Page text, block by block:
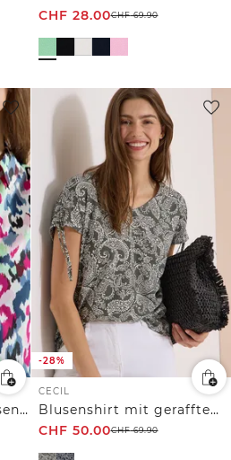
CHF 28.00CHF69.90
Dropped Shoulder Blusenshirt mit Print
-28%
CECIL
Blusenshirt mit gerafftem Detail
CHF 50.00CHF69.90